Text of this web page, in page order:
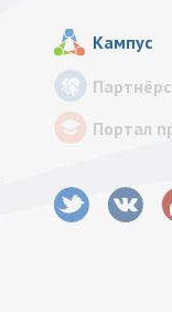
Кампус
Портал